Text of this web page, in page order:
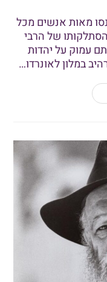
מאות אנשים מכל
של הרבי
עמוק על יהדות
במלון לאונרדו…